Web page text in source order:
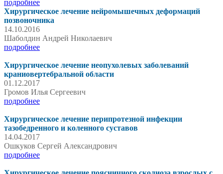
подробнее
Хирургическое лечение нейромышечных деформаций
позвоночника
14.10.2016
Шаболдин Андрей Николаевич
подробнее
Хирургическое лечение неопухолевых заболеваний
краниовертебральной области
01.12.2017
Громов Илья Сергеевич
подробнее
Хирургическое лечение перипротезной инфекции
тазобедренного и коленного суставов
14.04.2017
Ошкуков Сергей Александрович
подробнее